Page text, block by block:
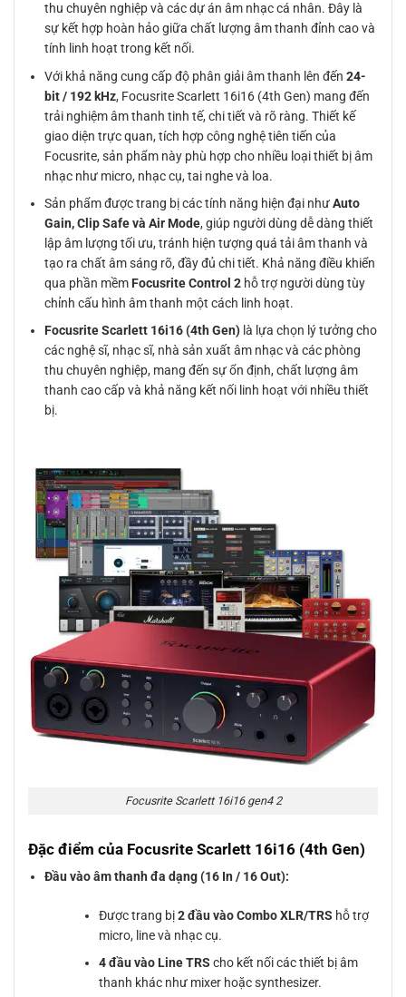
thu chuyên nghiệp và các dự án âm nhạc cá nhân. Đây là
sự kết hợp hoàn hảo giữa chất lượng âm thanh đỉnh cao và
tính linh hoạt trong kết nối.
Với khả năng cung cấp độ phân giải âm thanh lên đến24-
bit / 192 kHz, Focusrite Scarlett 16i16 (4th Gen) mang đến
trải nghiệm âm thanh tinh tế, chi tiết và rõ ràng. Thiết kế
giao diện trực quan, tích hợp công nghệ tiên tiến của
Focusrite, sản phẩm này phù hợp cho nhiều loại thiết bị âm
nhạc như micro, nhạc cụ, tai nghe và loa.
Sản phẩm được trang bị các tính năng hiện đại nhưAuto
Gain, Clip Safe và Air Mode, giúp người dùng dễ dàng thiết
lập âm lượng tối ưu, tránh hiện tượng quá tải âm thanh và
tạo ra chất âm sáng rõ, đầy đủ chi tiết. Khả năng điều khiển
qua phần mềm Focusrite Control 2 hỗ trợ người dùng tùy
chỉnh cấu hình âm thanh một cách linh hoạt.
Focusrite Scarlett 16i16 (4th Gen) là lựa chọn lý tưởng cho
các nghệ sĩ, nhạc sĩ, nhà sản xuất âm nhạc và các phòng
thu chuyên nghiệp, mang đến sự ổn định, chất lượng âm
thanh cao cấp và khả năng kết nối linh hoạt với nhiều thiết
bị.
Focusrite Scarlett 16i16 gen4 2
Đặc điểm của Focusrite Scarlett 16i16 (4th Gen)
Đầu vào âm thanh đa dạng (16 In / 16 Out):
Được trang bị2 đầu vào Combo XLR/TRS hỗ trợ
micro, line và nhạc cụ.
4 đầu vào Line TRS cho kết nối các thiết bị âm
thanh khác như mixer hoặc synthesizer.